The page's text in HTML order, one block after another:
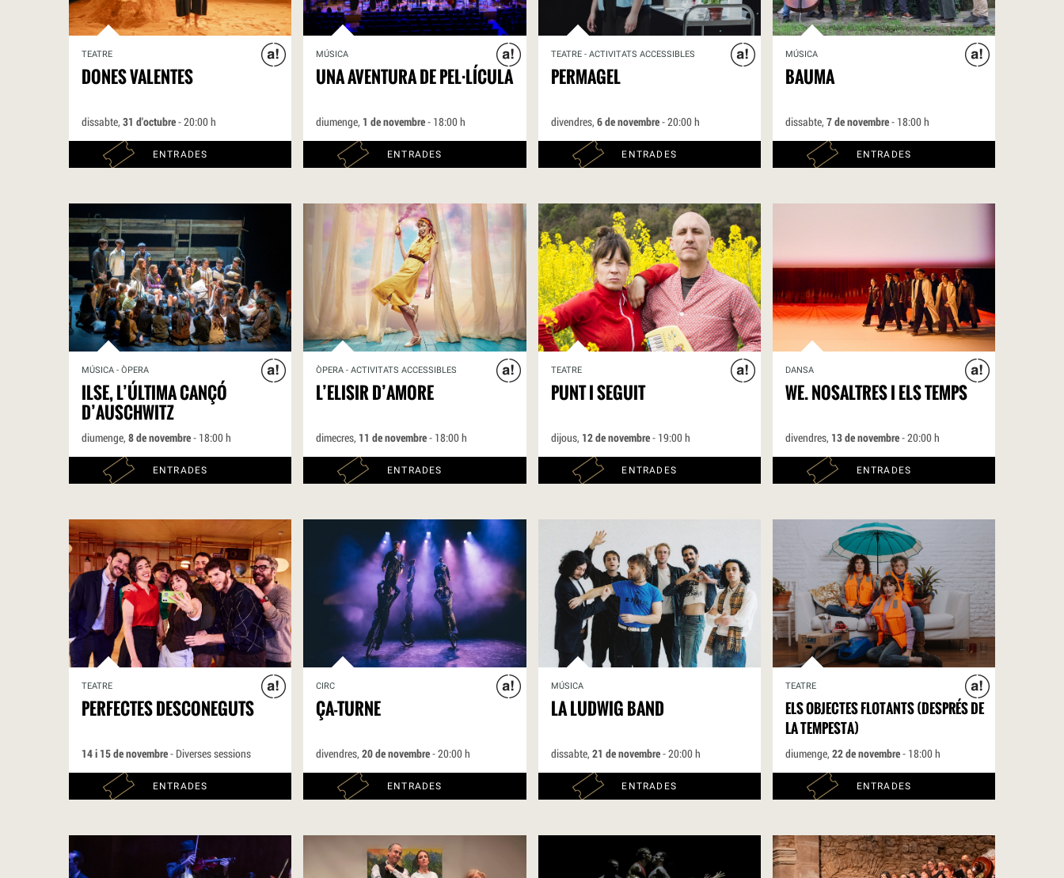
TEATRE
DONES VALENTES
dissabte, 31 d'octubre- 20:00 h
ENTRADES
MÚSICA
UNA AVENTURA DE PEL·LÍCULA
diumenge, 1 de novembre- 18:00 h
ENTRADES
TEATRE - ACTIVITATS ACCESSIBLES
PERMAGEL
divendres, 6 de novembre- 20:00 h
ENTRADES
MÚSICA
BAUMA
dissabte, 7 de novembre- 18:00 h
ENTRADES
MÚSICA - ÒPERA
ILSE, L’ÚLTIMA CANÇÓ
D’AUSCHWITZ
diumenge, 8 de novembre- 18:00 h
ENTRADES
ÒPERA - ACTIVITATS ACCESSIBLES
L’ELISIR D’AMORE
dimecres, 11 de novembre- 18:00 h
ENTRADES
TEATRE
PUNT I SEGUIT
dijous, 12 de novembre- 19:00 h
ENTRADES
DANSA
WE. NOSALTRES I ELS TEMPS
divendres, 13 de novembre- 20:00 h
ENTRADES
TEATRE
PERFECTES DESCONEGUTS
14 i 15 de novembre- Diverses sessions
ENTRADES
CIRC
ÇA-TURNE
divendres,20 de novembre- 20:00 h
ENTRADES
MÚSICA
LA LUDWIG BAND
dissabte, 21 de novembre- 20:00 h
ENTRADES
TEATRE
ELS OBJECTES FLOTANTS (DESPRÉS DE
LA TEMPESTA)
diumenge, 22 de novembre- 18:00 h
ENTRADES